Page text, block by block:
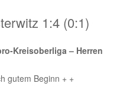
1:4 (0:1)
Kreisoberliga – Herren
gutem Beginn + +